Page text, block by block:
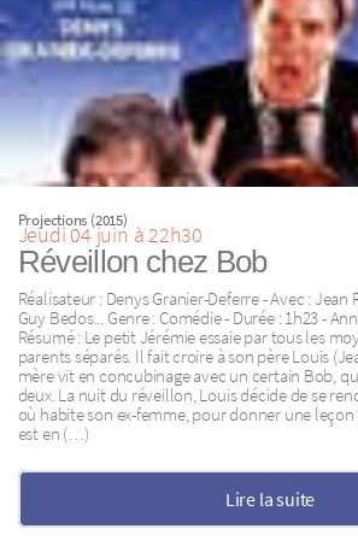
Projections (2015)
Jeudi 04 juin à 22h30
Réveillon chez Bob
Réalisateur : Denys Granier-Deferre - Avec :
Guy Bedos... Genre : Comédie - Durée : 1h23 -
Résumé : Le petit Jérémie essaie par tous les
parents séparés. Il fait croire à son père Louis
mère vit en concubinage avec un certain Bob,
deux. La nuit du réveillon, Louis décide de se
où habite son ex-femme, pour donner une leçon
est en (…)
Lire la suite